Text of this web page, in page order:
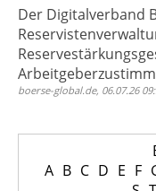
Der Digitalverband
boerse-global.de, 06.07.26
A B C D E F